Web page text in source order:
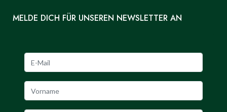
MELDE DICH FÜR UNSEREN NEWSLETTER AN